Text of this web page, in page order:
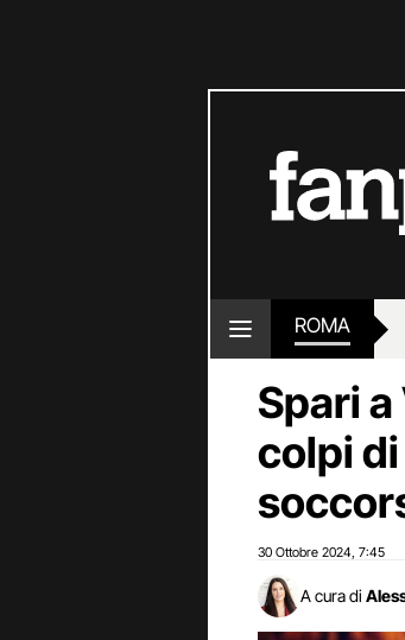
ROMA
Spari
colpi
30 Ottobre 2024 7:45
A cura di